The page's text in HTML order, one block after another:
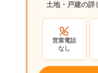
300万円
富山県富山市松若町
更地
土地・戸建の詳
営業電話
なし